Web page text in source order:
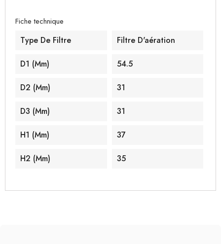
Fiche technique
Type De Filtre Filtre D'aération
D1 (mm) 54.5
D2 (mm) 31
D3 (mm) 31
H1 (mm) 37
H2 (mm) 35